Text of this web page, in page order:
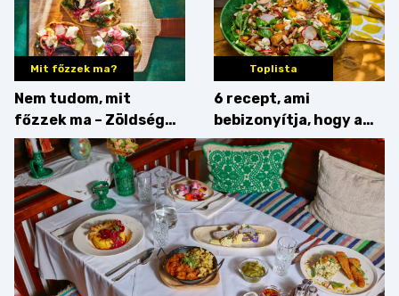
Mit főzzek ma?
Nem tudom, mit
főzzek ma – Zöldség
minden mennyiségben
Toplista
6 recept, ami
bebizonyítja, hogy a
barack húsok mellé is
zseniális